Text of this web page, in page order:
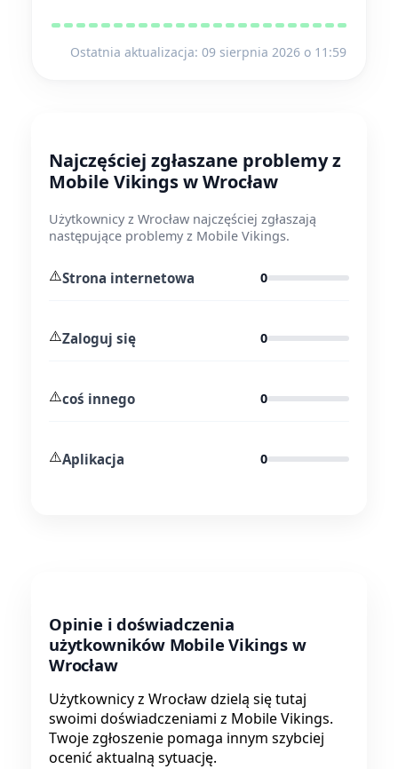
Ostatnia aktualizacja: 09 sierpnia 2026 o 11:59
Najczęściej zgłaszane problemy z
Mobile Vikings w Wrocław
Użytkownicy z Wrocław najczęściej zgłaszają
następujące problemy z Mobile Vikings.
⚠️Strona internetowa 0
⚠️Zaloguj się 0
⚠️coś innego 0
⚠️Aplikacja 0
Opinie i doświadczenia
użytkowników Mobile Vikings w
Wrocław
Użytkownicy z Wrocław dzielą się tutaj
swoimi doświadczeniami z Mobile Vikings.
Twoje zgłoszenie pomaga innym szybciej
ocenić aktualną sytuację.